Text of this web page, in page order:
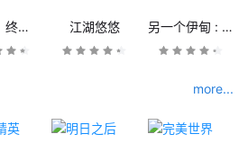
糖豆人：终极淘汰赛 江湖悠悠 另一个伊甸 : 超越时空的猫
more...